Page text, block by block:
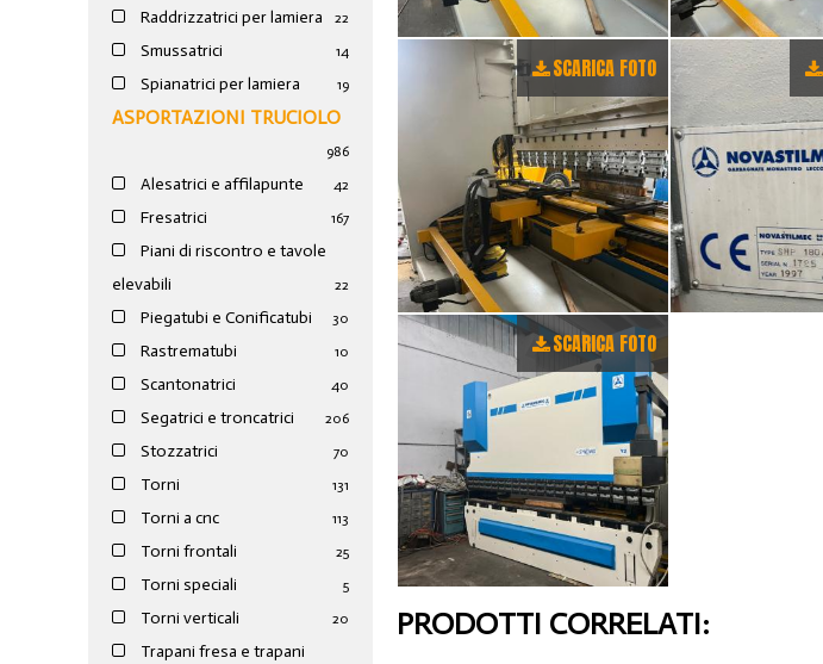
Raddrizzatrici per lamiera 22
Smussatrici 14
Spianatrici per lamiera 19
ASPORTAZIONI TRUCIOLO
986
Alesatrici e affilapunte 42
Fresatrici 167
Piani di riscontro e tavole
elevabili
22
Piegatubi e Conificatubi 30
Rastrematubi 10
Scantonatrici 40
Segatrici e troncatrici 206
Stozzatrici 70
Torni 131
Torni a cnc 113
Torni frontali 25
Torni speciali 5
Torni verticali 20
Trapani fresa e trapani
SCARICA FOTO
SCARICA FOTO
PRODOTTI CORRELATI: